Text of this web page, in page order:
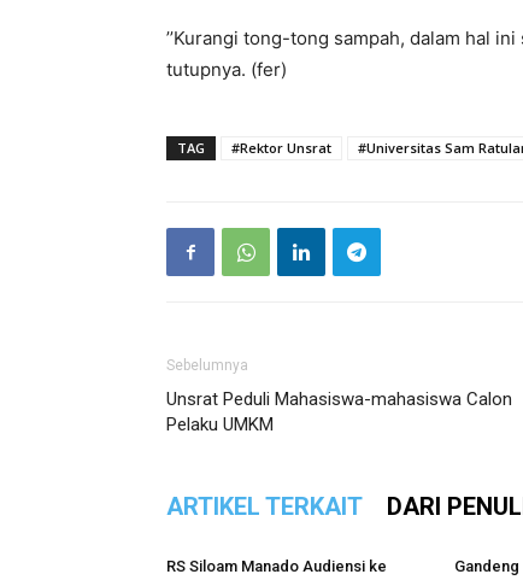
’’Kurangi tong-tong sampah, dalam hal
tutupnya. (fer)
TAG #Rektor Unsrat #Universitas Sam
Sebelumnya
Unsrat Peduli Mahasiswa-mahasiswa Calon
Pelaku UMKM
ARTIKEL TERKAIT DARI
RS Siloam Manado Audiensi ke